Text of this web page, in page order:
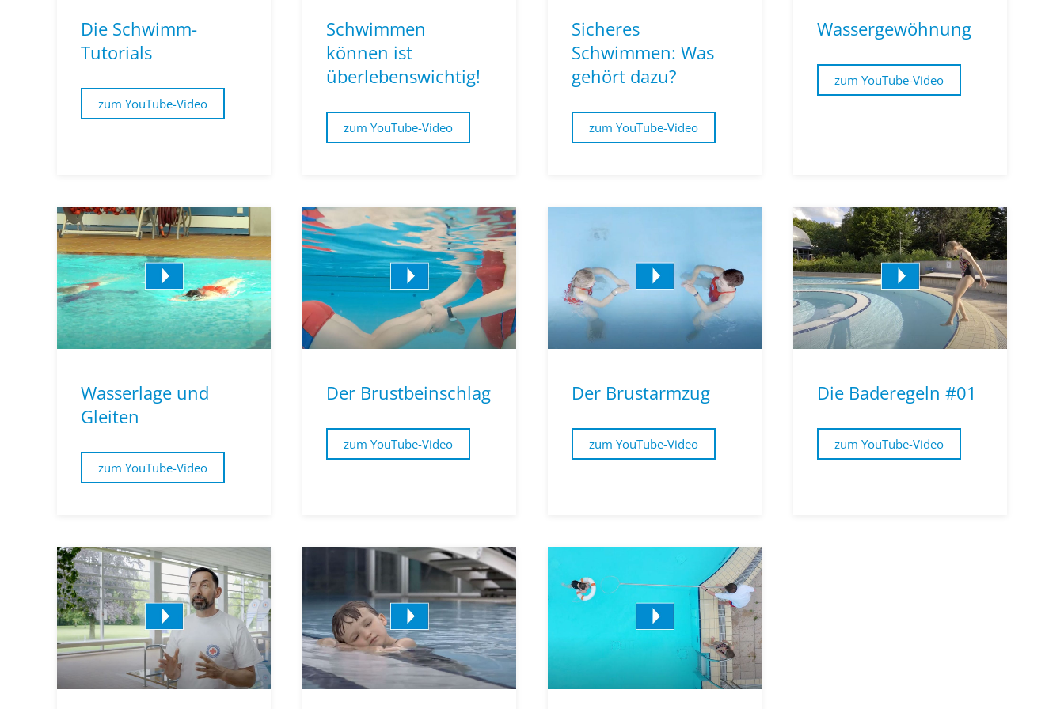
Die Schwimm-
Tutorials
zum YouTube-Video
Schwimmen
können ist
überlebenswichtig!
zum YouTube-Video
Sicheres
Schwimmen: Was
gehört dazu?
zum YouTube-Video
Wassergewöhnung
zum YouTube-Video
Wasserlage und
Gleiten
zum YouTube-Video
Der Brustbeinschlag
zum YouTube-Video
Der Brustarmzug
zum YouTube-Video
Die Baderegeln #01
zum YouTube-Video